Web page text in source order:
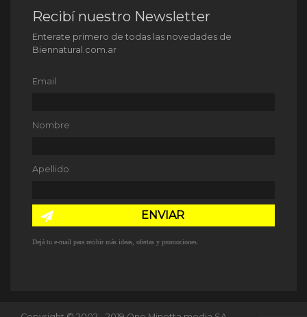
Recibí nuestro Newsletter
Enterate primero de todas las novedades de
Biennatural.com.ar
Email
Nombre
Apellido
ENVIAR
Dejá tu e-mail para recibir más ideas, ofertas y promociones.